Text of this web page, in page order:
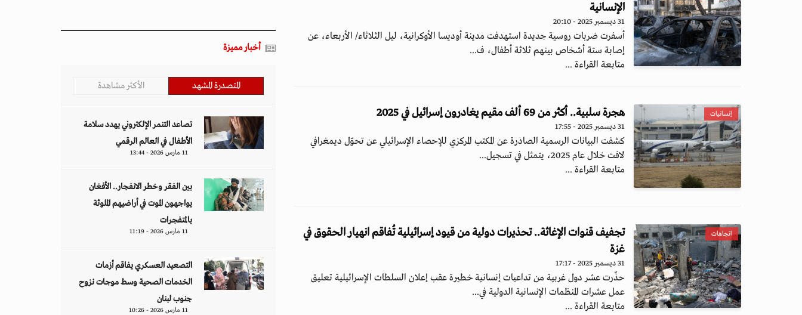
الإنسانية
31 ديسمبر 2025 - 20:10
أسفرت ضربات روسية جديدة استهدفت مدينة أوديسا الأوكرانية، ليل الثلاثاء/ الأربعاء، عن
إصابة ستة أشخاص بينهم ثلاثة أطفال، ف...
متابعة القراءة ...
إنسانيات هجرة سلبية.. أكثر من 69 ألف مقيم يغادرون إسرائيل في 2025
31 ديسمبر 2025 - 17:55
كشفت البيانات الرسمية الصادرة عن المكتب المركزي للإحصاء الإسرائيلي عن تحوّل ديمغرافي
لافت خلال عام 2025، يتمثل في تسجيل...
متابعة القراءة ...
اتجاهات
تجفيف قنوات الإغاثة.. تحذيرات دولية من قيود إسرائيلية تُفاقم انهيار الحقوق في
غزة
31 ديسمبر 2025 - 17:17
حذّرت عشر دول غربية من تداعيات إنسانية خطيرة عقب إعلان السلطات الإسرائيلية تعليق
عمل عشرات المنظمات الإنسانية الدولية في...
متابعة القراءة ...
أخبار مميزة
المتصدرة المشهد الأكثر مشاهدة
تصاعد التنمر الإلكتروني يهدد سلامة
الأطفال في العالم الرقمي
11 مارس 2026 - 13:44
بين الفقر وخطر الانفجار.. الأفغان
يواجهون الموت في أراضيهم الملوثة
بالمتفجرات
11 مارس 2026 - 11:19
التصعيد العسكري يفاقم أزمات
الخدمات الصحية وسط موجات نزوح
جنوب لبنان
11 مارس 2026 - 10:26